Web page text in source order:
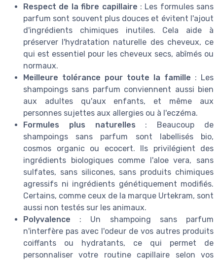
Respect de la fibre capillaire : Les formules sans
parfum sont souvent plus douces et évitent l'ajout
d'ingrédients chimiques inutiles. Cela aide à
préserver l'hydratation naturelle des cheveux, ce
qui est essentiel pour les cheveux secs, abîmés ou
normaux.
Meilleure tolérance pour toute la famille : Les
shampoings sans parfum conviennent aussi bien
aux adultes qu'aux enfants, et même aux
personnes sujettes aux allergies ou à l'eczéma.
Formules plus naturelles : Beaucoup de
shampoings sans parfum sont labellisés bio,
cosmos organic ou ecocert. Ils privilégient des
ingrédients biologiques comme l'aloe vera, sans
sulfates, sans silicones, sans produits chimiques
agressifs ni ingrédients génétiquement modifiés.
Certains, comme ceux de la marque Urtekram, sont
aussi non testés sur les animaux.
Polyvalence : Un shampoing sans parfum
n'interfère pas avec l'odeur de vos autres produits
coiffants ou hydratants, ce qui permet de
personnaliser votre routine capillaire selon vos